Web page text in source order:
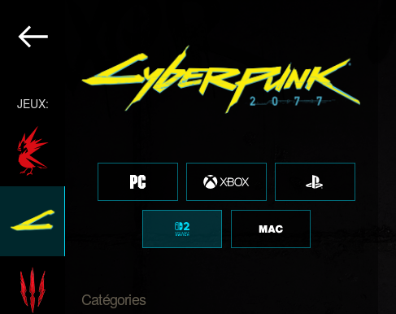
JEUX:
Catégories